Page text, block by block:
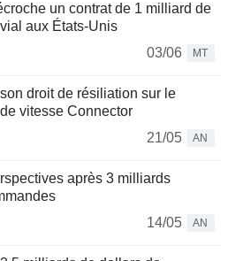
un contrat de 1 milliard de
aux États-Unis
03/06
MT
droit de résiliation sur le
vitesse Connector
21/05
AN
après 3 milliards
14/05
AN